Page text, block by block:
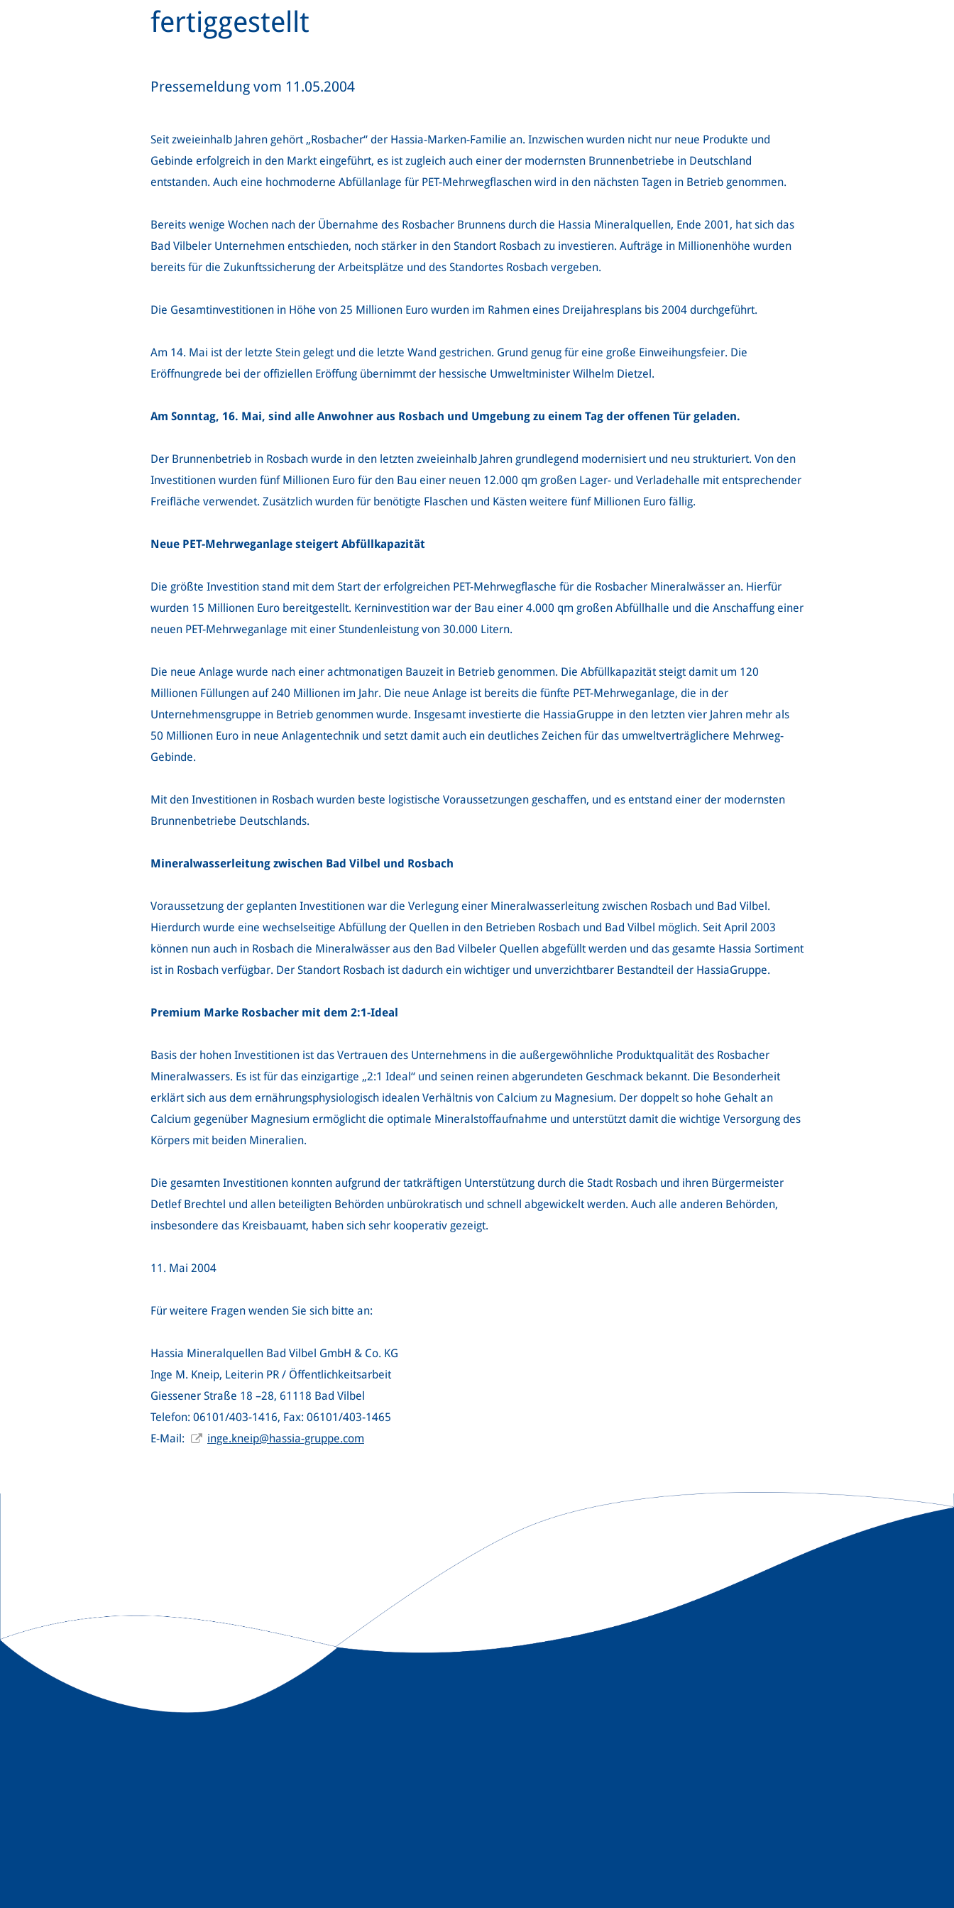
fertiggestellt
Pressemeldung vom 11.05.2004
Seit zweieinhalb Jahren gehört „Rosbacher“ der Hassia-Marken-Familie an. Inzwischen wurden nicht nur neue Produkte und
Gebinde erfolgreich in den Markt eingeführt, es ist zugleich auch einer der modernsten Brunnenbetriebe in Deutschland
entstanden. Auch eine hochmoderne Abfüllanlage für PET-Mehrwegflaschen wird in den nächsten Tagen in Betrieb genommen.
Bereits wenige Wochen nach der Übernahme des Rosbacher Brunnens durch die Hassia Mineralquellen, Ende 2001, hat sich das
Bad Vilbeler Unternehmen entschieden, noch stärker in den Standort Rosbach zu investieren. Aufträge in Millionenhöhe wurden
bereits für die Zukunftssicherung der Arbeitsplätze und des Standortes Rosbach vergeben.
Die Gesamtinvestitionen in Höhe von 25 Millionen Euro wurden im Rahmen eines Dreijahresplans bis 2004 durchgeführt.
Am 14. Mai ist der letzte Stein gelegt und die letzte Wand gestrichen. Grund genug für eine große Einweihungsfeier. Die
Eröffnungrede bei der offiziellen Eröffung übernimmt der hessische Umweltminister Wilhelm Dietzel.
Am Sonntag, 16. Mai, sind alle Anwohner aus Rosbach und Umgebung zu einem Tag der offenen Tür geladen.
Der Brunnenbetrieb in Rosbach wurde in den letzten zweieinhalb Jahren grundlegend modernisiert und neu strukturiert. Von den
Investitionen wurden fünf Millionen Euro für den Bau einer neuen 12.000 qm großen Lager- und Verladehalle mit entsprechender
Freifläche verwendet. Zusätzlich wurden für benötigte Flaschen und Kästen weitere fünf Millionen Euro fällig.
Neue PET-Mehrweganlage steigert Abfüllkapazität
Die größte Investition stand mit dem Start der erfolgreichen PET-Mehrwegflasche für die Rosbacher Mineralwässer an. Hierfür
wurden 15 Millionen Euro bereitgestellt. Kerninvestition war der Bau einer 4.000 qm großen Abfüllhalle und die Anschaffung einer
neuen PET-Mehrweganlage mit einer Stundenleistung von 30.000 Litern.
Die neue Anlage wurde nach einer achtmonatigen Bauzeit in Betrieb genommen. Die Abfüllkapazität steigt damit um 120
Millionen Füllungen auf 240 Millionen im Jahr. Die neue Anlage ist bereits die fünfte PET-Mehrweganlage, die in der
Unternehmensgruppe in Betrieb genommen wurde. Insgesamt investierte die HassiaGruppe in den letzten vier Jahren mehr als
50 Millionen Euro in neue Anlagentechnik und setzt damit auch ein deutliches Zeichen für das umweltverträglichere Mehrweg-
Gebinde.
Mit den Investitionen in Rosbach wurden beste logistische Voraussetzungen geschaffen, und es entstand einer der modernsten
Brunnenbetriebe Deutschlands.
Mineralwasserleitung zwischen Bad Vilbel und Rosbach
Voraussetzung der geplanten Investitionen war die Verlegung einer Mineralwasserleitung zwischen Rosbach und Bad Vilbel.
Hierdurch wurde eine wechselseitige Abfüllung der Quellen in den Betrieben Rosbach und Bad Vilbel möglich. Seit April 2003
können nun auch in Rosbach die Mineralwässer aus den Bad Vilbeler Quellen abgefüllt werden und das gesamte Hassia Sortiment
ist in Rosbach verfügbar. Der Standort Rosbach ist dadurch ein wichtiger und unverzichtbarer Bestandteil der HassiaGruppe.
Premium Marke Rosbacher mit dem 2:1-Ideal
Basis der hohen Investitionen ist das Vertrauen des Unternehmens in die außergewöhnliche Produktqualität des Rosbacher
Mineralwassers. Es ist für das einzigartige „2:1 Ideal“ und seinen reinen abgerundeten Geschmack bekannt. Die Besonderheit
erklärt sich aus dem ernährungsphysiologisch idealen Verhältnis von Calcium zu Magnesium. Der doppelt so hohe Gehalt an
Calcium gegenüber Magnesium ermöglicht die optimale Mineralstoffaufnahme und unterstützt damit die wichtige Versorgung des
Körpers mit beiden Mineralien.
Die gesamten Investitionen konnten aufgrund der tatkräftigen Unterstützung durch die Stadt Rosbach und ihren Bürgermeister
Detlef Brechtel und allen beteiligten Behörden unbürokratisch und schnell abgewickelt werden. Auch alle anderen Behörden,
insbesondere das Kreisbauamt, haben sich sehr kooperativ gezeigt.
11. Mai 2004
Für weitere Fragen wenden Sie sich bitte an:
Hassia Mineralquellen Bad Vilbel GmbH & Co. KG
Inge M. Kneip, Leiterin PR / Öffentlichkeitsarbeit
Giessener Straße 18 –28, 61118 Bad Vilbel
Telefon: 06101/403-1416, Fax: 06101/403-1465
E-Mail:
inge.kneip@hassia-gruppe.com